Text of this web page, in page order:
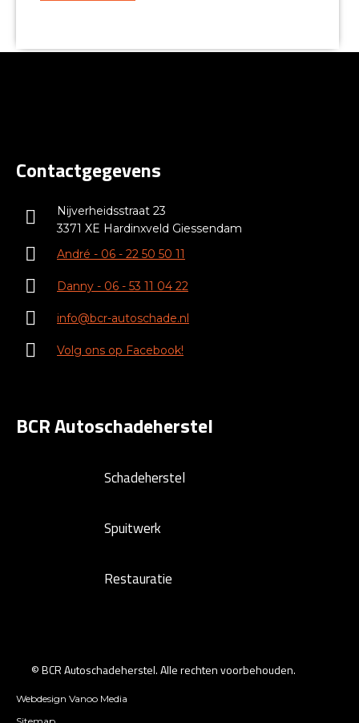
Contactgegevens
Nijverheidsstraat 23
3371 XE Hardinxveld Giessendam
André - 06 - 22 50 50 11
Danny - 06 - 53 11 04 22
info@bcr-autoschade.nl
Volg ons op Facebook!
BCR Autoschadeherstel
Schadeherstel
Spuitwerk
Restauratie
© BCR Autoschadeherstel. Alle rechten voorbehouden.
Webdesign Vanoo Media